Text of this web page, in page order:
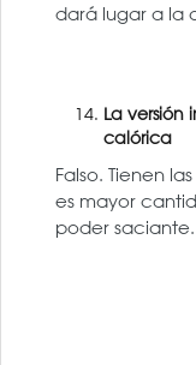
dará lugar a la
La versión
calórica
Falso. Tienen
es mayor
poder saciante.